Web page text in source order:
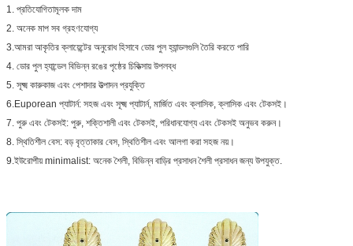
1. প্রতিযোগিতামূলক দাম
2. অনেক মাপ সব গ্রহণযোগ্য
3.আমরা আকৃতির ক্লায়েন্টের অনুরোধ হিসাবে ডোর পুল হ্যান্ডলগুলি তৈরি করতে পারি
4. ডোর পুল হ্যান্ডেল বিভিন্ন রঙের পৃষ্ঠের চিকিত্সায় উপলব্ধ
5. সূক্ষ্ম কারুকাজ এবং পেশাদার উত্পাদন প্রযুক্তি
6.Euporean প্যাটার্ন: সহজ এবং সূক্ষ্ম প্যাটার্ন, মার্জিত এবং ক্লাসিক, ক্লাসিক এবং টেকসই।
7. পুরু এবং টেকসই: পুরু, শক্তিশালী এবং টেকসই, পরিধানযোগ্য এবং টেকসই অনুভব করুন।
8. স্থিতিশীল বেস: বড় বৃত্তাকার বেস, স্থিতিশীল এবং আলগা করা সহজ নয়।
9.ইউরোপীয় minimalist: অনেক শৈলী, বিভিন্ন বাড়ির প্রসাধন শৈলী প্রসাধন জন্য উপযুক্ত.